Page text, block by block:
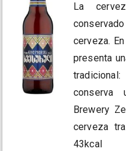
La
cerveza.
presenta
conserva
Brewery
cerveza
43kcal